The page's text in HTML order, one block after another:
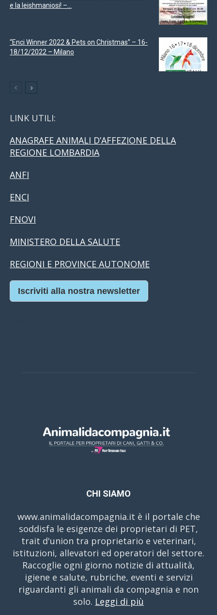
e la leishmaniosi! –...
“Enci Winner 2022 & Pets on Christmas” – 16-
18/12/2022 – Milano
LINK UTILI:
ANAGRAFE ANIMALI D’AFFEZIONE DELLA
REGIONE LOMBARDIA
ANFI
ENCI
FNOVI
MINISTERO DELLA SALUTE
REGIONI E PROVINCE AUTONOME
Iscriviti alla nostra newsletter
CHI SIAMO
www.animalidacompagnia.it è il portale che
soddisfa le esigenze dei proprietari di PET,
trait d'union tra proprietario e veterinari,
istituzioni, allevatori ed operatori del settore.
Raccoglie ogni giorno notizie di attualità,
igiene e salute, rubriche, eventi e servizi
riguardanti gli animali da compagnia e non
solo. Leggi di più